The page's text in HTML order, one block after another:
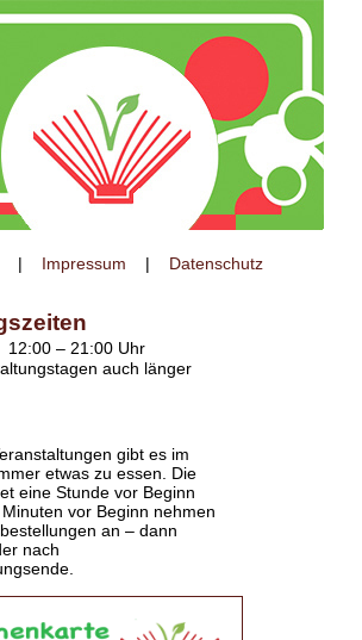
| Impressum | Datenschutz
12:00 – 21:00 Uhr
auch länger
gibt es im
etwas zu essen. Die
eine Stunde vor Beginn
vor Beginn nehmen
an – dann
nach